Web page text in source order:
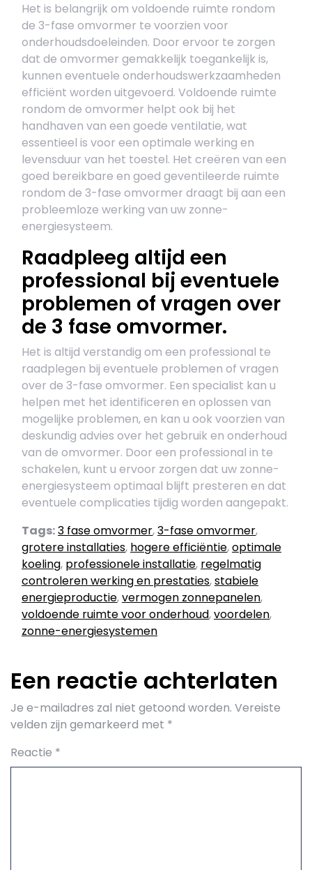
Het is belangrijk om voldoende ruimte rondom
de 3-fase omvormer te voorzien voor
onderhoudsdoeleinden. Door ervoor te zorgen
dat de omvormer gemakkelijk toegankelijk is,
kunnen eventuele onderhoudswerkzaamheden
efficiënt worden uitgevoerd. Voldoende ruimte
rondom de omvormer helpt ook bij het
handhaven van een goede ventilatie, wat
essentieel is voor een optimale werking en
levensduur van het toestel. Het creëren van een
goed bereikbare en goed geventileerde ruimte
rondom de 3-fase omvormer draagt bij aan een
probleemloze werking van uw zonne-
energiesysteem.
Raadpleeg altijd een
professional bij eventuele
problemen of vragen over
de 3 fase omvormer.
Het is altijd verstandig om een professional te
raadplegen bij eventuele problemen of vragen
over de 3-fase omvormer. Een specialist kan u
helpen met het identificeren en oplossen van
mogelijke problemen, en kan u ook voorzien van
deskundig advies over het gebruik en onderhoud
van de omvormer. Door een professional in te
schakelen, kunt u ervoor zorgen dat uw zonne-
energiesysteem optimaal blijft presteren en dat
eventuele complicaties tijdig worden aangepakt.
Tags:3 fase omvormer,3-fase omvormer,
grotere installaties, hogere efficiëntie,optimale
koeling, professionele installatie, regelmatig
controleren werking en prestaties,stabiele
energieproductie,vermogen zonnepanelen,
voldoende ruimte voor onderhoud,voordelen,
zonne-energiesystemen
Een reactie achterlaten
Je e-mailadres zal niet getoond worden. Vereiste
velden zijn gemarkeerd met *
Reactie *